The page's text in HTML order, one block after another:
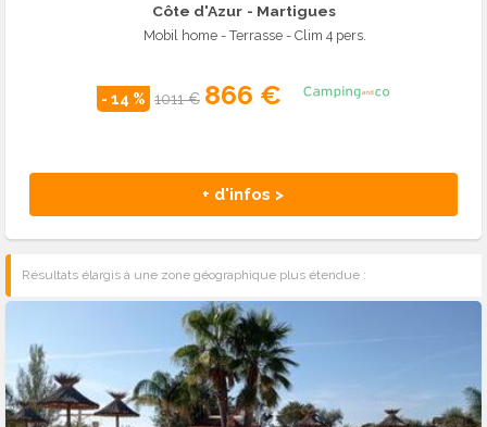
Côte d'Azur - Martigues
Mobil home - Terrasse - Clim 4 pers.
- 14 % 1011 € 866 €
+ d'infos >
Résultats élargis à une zone géographique plus étendue :